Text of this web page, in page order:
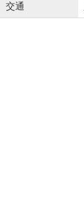
交通